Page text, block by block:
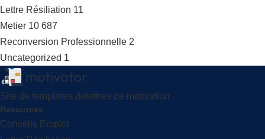
Lettre Résiliation 11
Metier 10 687
Reconversion Professionnelle 2
Uncategorized 1
Site de templates delettres de motivation
Resources
Conseils Emploi